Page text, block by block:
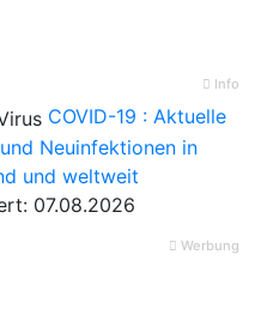
Info
COVID-19 : Aktuelle
Neuinfektionen in
und weltweit
07.08.2026
Werbung